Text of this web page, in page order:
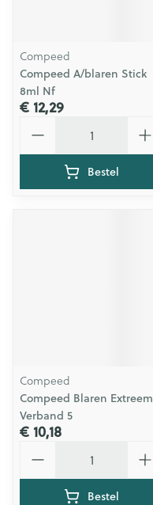
Compeed
Compeed A/blaren Stick
8ml Nf
€ 12,29
Bestel
Compeed
Compeed Blaren Extreem
Verband 5
€ 10,18
Bestel